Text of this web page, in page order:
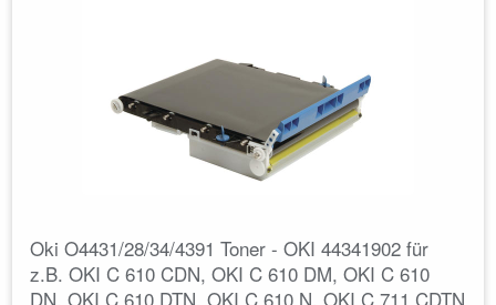
Oki O4431/28/34/4391 Toner - OKI 44341902 für
z.B. OKI C 610 CDN, OKI C 610 DM, OKI C 610
DN, OKI C 610 DTN, OKI C 610 N, OKI C 711 CDTN